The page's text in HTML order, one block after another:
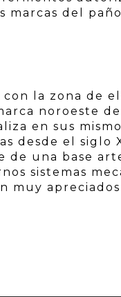
marcas del
la zona de
noroeste de
en sus
desde el siglo
de una base
sistemas
muy